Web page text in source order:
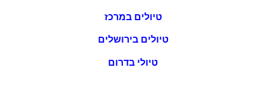
טיולים במרכז
טיולים בירושלים
טיולי בדרום